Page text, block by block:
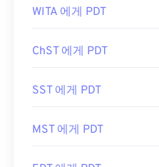
WITA 에게 PDT
ChST 에게 PDT
SST 에게 PDT
MST 에게 PDT